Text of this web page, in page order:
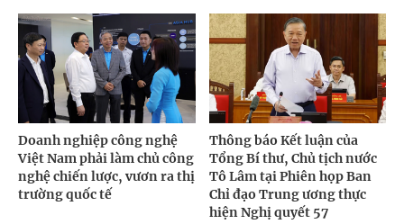
Doanh nghiệp công nghệ
Việt Nam phải làm chủ công
nghệ chiến lược, vươn ra thị
trường quốc tế
Thông báo Kết luận của
Tổng Bí thư, Chủ tịch nước
Tô Lâm tại Phiên họp Ban
Chỉ đạo Trung ương thực
hiện Nghị quyết 57